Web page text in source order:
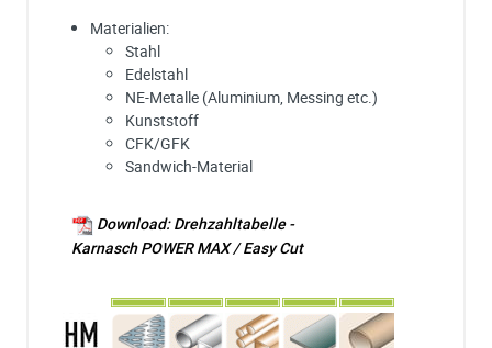
Materialien:
Stahl
Edelstahl
NE-Metalle (Aluminium, Messing etc.)
Kunststoff
CFK/GFK
Sandwich-Material
Download: Drehzahltabelle -
Karnasch POWER MAX / Easy Cut